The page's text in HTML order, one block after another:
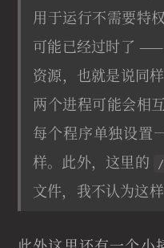
用于运行不需要特
可能已经过时了
资源，也就是说同
两个进程可能会相
每个程序单独设置
样。此外，这里的
文件，我不认为这